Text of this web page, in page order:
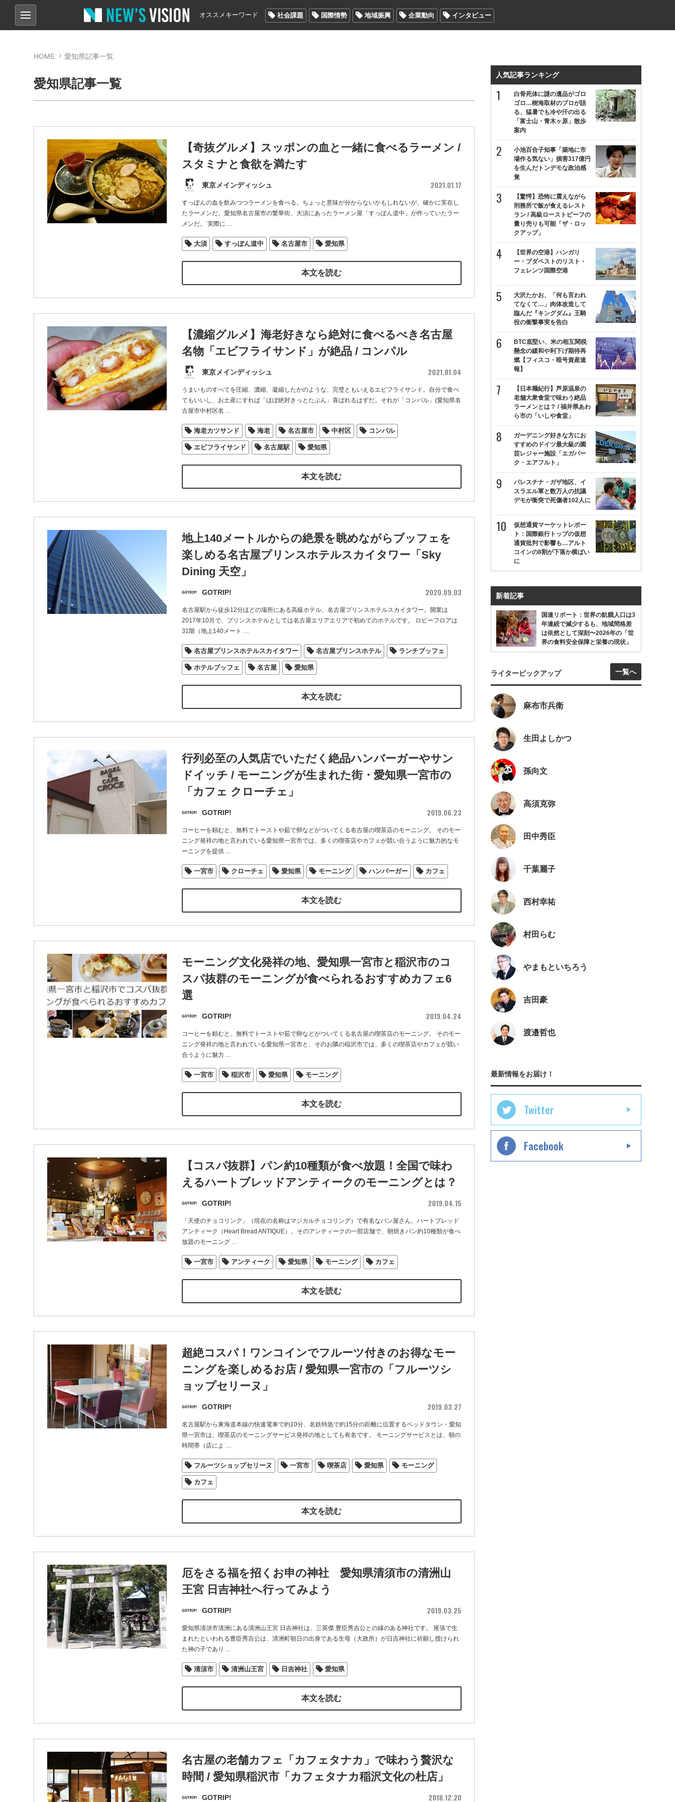
オススメキーワード 社会課題 国際情勢 地域振興 企業動向 インタビュー
HOME 愛知県記事一覧
愛知県記事一覧
【奇抜グルメ】スッポンの血と一緒に食べるラーメン /
スタミナと食欲を満たす
東京メインディッシュ 2021.01.17
すっぽんの血を飲みつつラーメンを食べる。ちょっと意味が分からないかもしれないが、確かに実在し
たラーメンだ。愛知県名古屋市の繁華街、大須にあったラーメン屋「すっぽん道中」が作っていたラー
メンだ。 実際に …
大須 すっぽん道中 名古屋市 愛知県
本文を読む
【濃縮グルメ】海老好きなら絶対に食べるべき名古屋
名物「エビフライサンド」が絶品 / コンパル
東京メインディッシュ 2021.01.04
うまいものすべてを圧縮、濃縮、凝縮したかのような、完璧ともいえるエビフライサンド。自分で食べ
てもいいし、お土産にすれば「ほぼ絶対きっとたぶん」喜ばれるはずだ。それが「コンパル」(愛知県名
古屋市中村区名 …
海老カツサンド 海老 名古屋市 中村区 コンパル
エビフライサンド 名古屋駅 愛知県
本文を読む
地上140メートルからの絶景を眺めながらブッフェを
楽しめる名古屋プリンスホテルスカイタワー「Sky
Dining 天空」
GOTRIP! 2020.09.03
名古屋駅から徒歩12分ほどの場所にある高級ホテル、名古屋プリンスホテルスカイタワー。開業は
2017年10月で、プリンスホテルとしては名古屋エリアエリアで初めてのホテルです。 ロビーフロアは
31階（地上140メート …
名古屋プリンスホテルスカイタワー 名古屋プリンスホテル ランチブッフェ
ホテルブッフェ 名古屋 愛知県
本文を読む
行列必至の人気店でいただく絶品ハンバーガーやサン
ドイッチ / モーニングが生まれた街・愛知県一宮市の
「カフェ クローチェ」
GOTRIP! 2019.06.23
コーヒーを頼むと、無料でトーストや茹で卵などがついてくる名古屋の喫茶店のモーニング。 そのモー
ニング発祥の地と言われている愛知県一宮市では、多くの喫茶店やカフェが競い合うように魅力的なモ
ーニングを提供…
一宮市 クローチェ 愛知県 モーニング ハンバーガー カフェ
本文を読む
モーニング文化発祥の地、愛知県一宮市と稲沢市のコ
スパ抜群のモーニングが食べられるおすすめカフェ6
選
GOTRIP! 2019.04.24
コーヒーを頼むと、無料でトーストや茹で卵などがついてくる名古屋の喫茶店のモーニング。 そのモー
ニング発祥の地と言われている愛知県一宮市と、そのお隣の稲沢市では、多くの喫茶店やカフェが競い
合うように魅力 …
一宮市 稲沢市 愛知県 モーニング
本文を読む
【コスパ抜群】パン約10種類が食べ放題！全国で味わ
えるハートブレッドアンティークのモーニングとは？
GOTRIP! 2019.04.15
「天使のチョコリング」（現在の名称はマジカルチョコリング）で有名なパン屋さん、ハートブレッド
アンティーク（Heart Bread ANTIQUE）。そのアンティークの一部店舗で、朝焼きパン約10種類が食べ
放題のモーニング…
一宮市 アンティーク 愛知県 モーニング カフェ
本文を読む
超絶コスパ！ワンコインでフルーツ付きのお得なモー
ニングを楽しめるお店 / 愛知県一宮市の「フルーツシ
ョップセリーヌ」
GOTRIP! 2019.03.27
名古屋駅から東海道本線の快速電車で約10分、名鉄特急で約15分の距離に位置するベッドタウン・愛知
県一宮市は、喫茶店のモーニングサービス発祥の地としても有名です。 モーニングサービスとは、朝の
時間帯（店によ …
フルーツショップセリーヌ 一宮市 喫茶店 愛知県 モーニング
カフェ
本文を読む
厄をさる福を招くお申の神社 愛知県清須市の清洲山
王宮 日吉神社へ行ってみよう
GOTRIP! 2019.03.25
愛知県清須市清洲にある清洲山王宮 日吉神社は、三英傑 豊臣秀吉公との縁のある神社です。 尾張で生
まれたといわれる豊臣秀吉公は、清洲町朝日の出身である生母（大政所）が日吉神社に祈願し授けられ
た神の子であり …
清須市 清洲山王宮 日吉神社 愛知県
本文を読む
名古屋の老舗カフェ「カフェタナカ」で味わう贅沢な
時間 / 愛知県稲沢市「カフェタナカ稲沢文化の杜店」
GOTRIP! 2018.12.20
人気記事ランキング
白骨死体に謎の遺品がゴロ
ゴロ…樹海取材のプロが語
る、猛暑でも冷や汗の出る
「富士山・青木ヶ原」散歩
案内
小池百合子知事「築地に市
場作る気ない」損害317億円
を生んだトンデモな政治感
覚
【驚愕】恐怖に震えながら
刑務所で飯が食えるレスト
ラン / 高級ローストビーフの
量り売りも可能「ザ・ロッ
クアップ」
【世界の空港】ハンガリ
ー・ブダペストのリスト・
フェレンツ国際空港
大沢たかお、「何も言われ
てなくて…」肉体改造して
臨んだ『キングダム』王騎
役の衝撃事実を告白
BTC底堅い、米の相互関税
懸念の緩和や利下げ期待再
燃【フィスコ・暗号資産速
報】
【日本麺紀行】芦原温泉の
老舗大衆食堂で味わう絶品
ラーメンとは？ / 福井県あわ
ら市の「いしや食堂」
ガーデニング好きな方にお
すすめのドイツ最大級の園
芸レジャー施設「エガパー
ク・エアフルト」
パレスチナ・ガザ地区、イ
スラエル軍と数万人の抗議
デモが衝突で死傷者102人に
仮想通貨マーケットレポー
ト：国際銀行トップの仮想
通貨批判で影響も…アルト
コインの8割が下落か横ばい
に
新着記事
国連リポート：世界の飢餓人口は3
年連続で減少するも、地域間格差
は依然として深刻〜2026年の「世
界の食料安全保障と栄養の現状」
ライターピックアップ 一覧へ
麻布市兵衛
生田よしかつ
孫向文
高須克弥
田中秀臣
千葉麗子
西村幸祐
村田らむ
やまもといちろう
吉田豪
渡邉哲也
最新情報をお届け！
Twitter
Facebook